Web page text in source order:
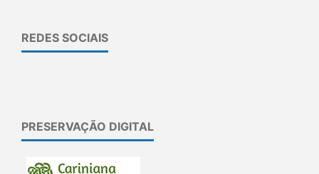
REDES SOCIAIS
PRESERVAÇÃO DIGITAL